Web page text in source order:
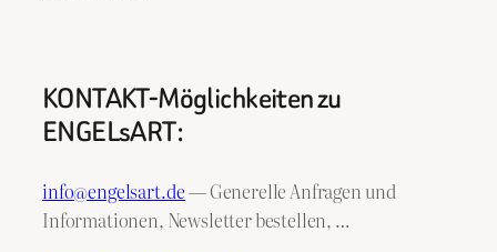
KONTAKT-Möglichkeiten zu
ENGELsART:
info@engelsart.de— Generelle Anfragen und
Informationen, Newsletter bestellen, …